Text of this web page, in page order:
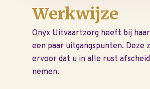
Werkwijze
Onyx Uitvaartzorg heeft bij
een paar uitgangspunten. Deze
ervoor dat u in alle rust
nemen.